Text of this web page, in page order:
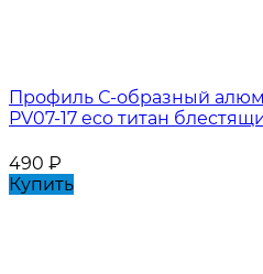
Профиль С-образный
PV07-17 eco титан
490 ₽
Купить